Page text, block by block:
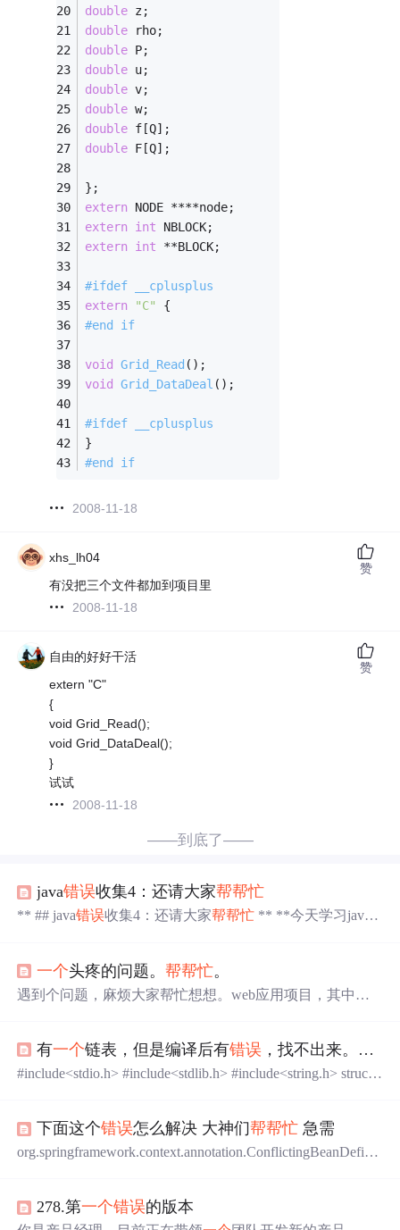
double z;
double rho;
double P;
double u;
double v;
double w;
double f[Q];
double F[Q];
};
extern NODE ****node;
extern int NBLOCK;
extern int **BLOCK;
#ifdef __cplusplus
extern
"C"
{
#end if
void Grid_Read () ;
void
Grid_DataDeal () ;
#ifdef __cplusplus
}
#end if
2008-11-18
xhs_lh04
有没把三个文件都加到项目里
2008-11-18
赞
自由的好好干活
extern "C"
{
void Grid_Read();
void Grid_DataDeal();
}
试试
2008-11-18
赞
——到底了——
java错误收集4：还请大家帮帮忙
** ## java错误收集4：还请大家帮帮忙
要';' 行数 空格 数字 空格 ^ DrawStar.java:4:
数 空格 数字 空格 ^ DrawStar.java...
一个头疼的问题。帮帮忙。
遇到个问题，麻烦大家帮忙想想。web应用项目，其中的
的一些错误，解决方法本人基本都试过，没用。另一个现
象：将aspx页面切换到"设计"页时，速度奇慢，以本人机
常。自定义的控件都是一直在用...
有一个链表，但是编译后有错误 ，找不出来。希望有人能
#include<stdio.h> #include<stdlib.h> #include<string.h> struct s
}; struct node*createlist()//...
下面这个错误怎么解决 大神们帮帮忙 急需
org.springframework.context.annotation.ConflictingBeanDefiniti
patible b
278.第一个错误的版本